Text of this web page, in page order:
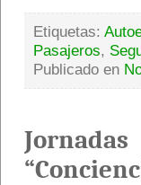
Etiquetas:
Pasajeros,
Publicado en